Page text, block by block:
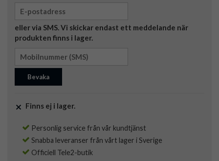
eller via SMS. Vi skickar endast ett meddelande när
produkten finns i lager.
Bevaka
Finns ej i lager.
Personlig service från vår kundtjänst
Snabba leveranser från vårt lager i Sverige
Officiell Tele2-butik